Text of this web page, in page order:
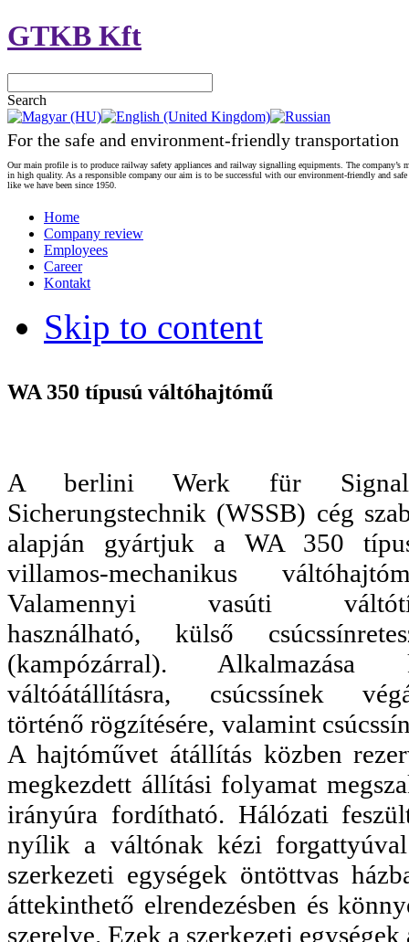
GTKB Kft
Search
For the safe and environment-friendly transportation
Our main profile is to produce railway safety appliances and railway signalling equipments. The company’s
in high quality. As a responsible company our aim is to be successful with our environment-friendly and
like we have been since 1950.
Home
Company review
Employees
Career
Kontakt
Skip to content
WA 350 típusú váltóhajtómű
A berlini Werk für
Sicherungstechnik (WSSB) cég
alapján gyártjuk a WA 350
villamos-mechanikus
Valamennyi vasúti
használható, külső
(kampózárral). Alkalmazása
váltóátállításra, csúcssínek
történő rögzítésére, valamint
A hajtóművet átállítás közben
megkezdett állítási folyamat
irányúra fordítható. Hálózati
nyílik a váltónak kézi
szerkezeti egységek öntöttvas
áttekinthető elrendezésben és
szerelve. Ezek a szerkezeti